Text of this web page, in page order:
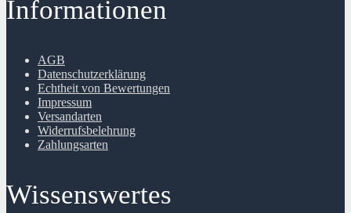
Informationen
AGB
Datenschutzerklärung
Echtheit von Bewertungen
Impressum
Versandarten
Widerrufsbelehrung
Zahlungsarten
Wissenswertes